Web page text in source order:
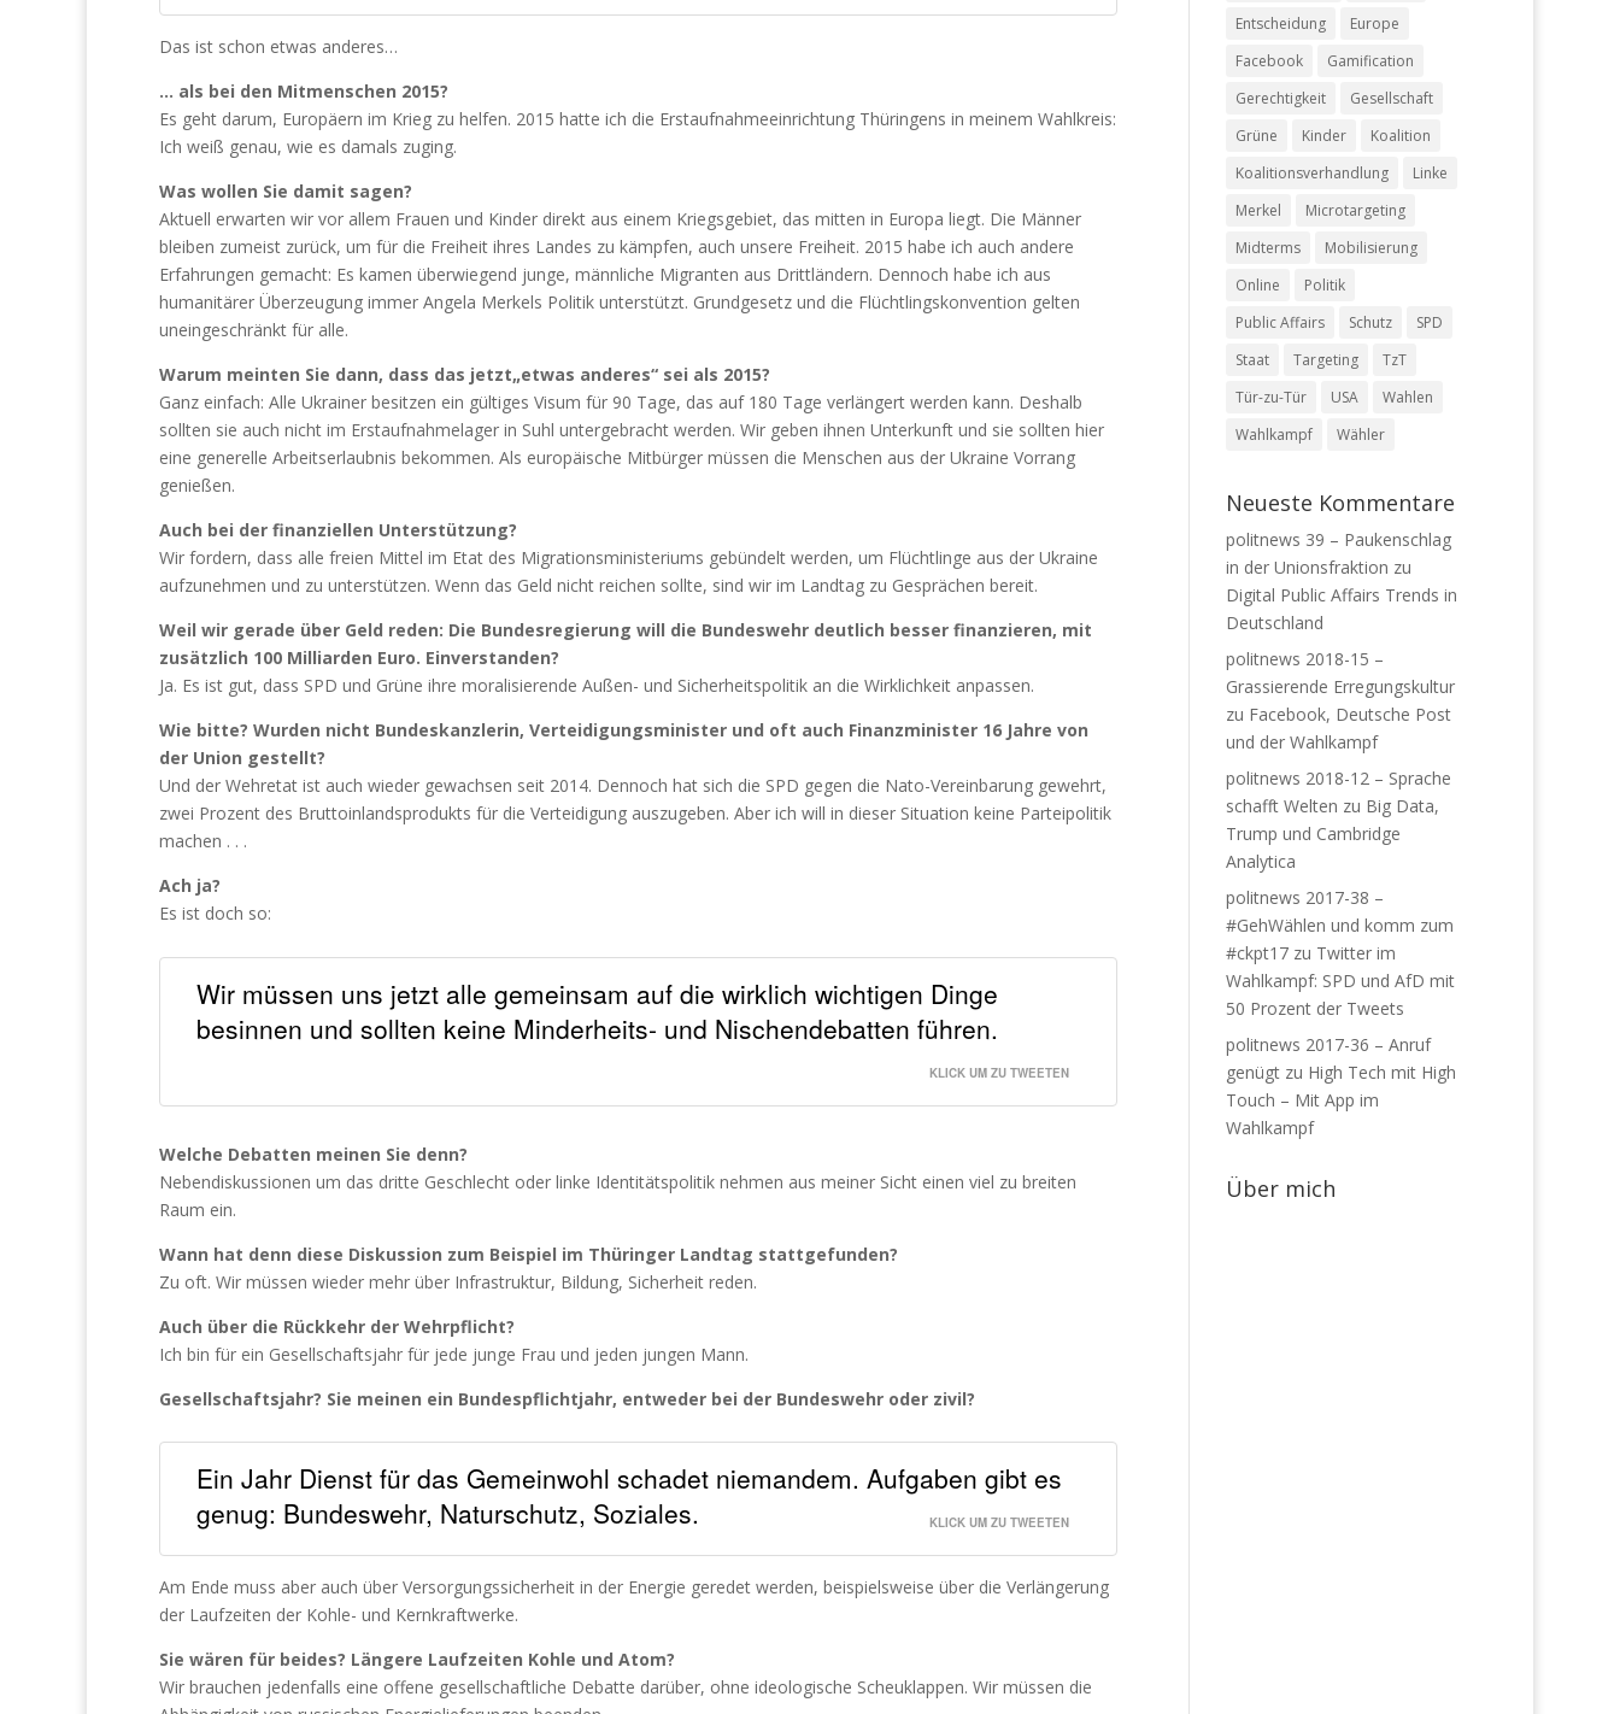
Das ist schon etwas anderes…
… als bei den Mitmenschen 2015?
Es geht darum, Europäern im Krieg zu helfen. 2015 hatte ich die Erstaufnahmeeinrichtung Thüringens in meinem Wahlkreis:
Ich weiß genau, wie es damals zuging.
Was wollen Sie damit sagen?
Aktuell erwarten wir vor allem Frauen und Kinder direkt aus einem Kriegsgebiet, das mitten in Europa liegt. Die Männer
bleiben zumeist zurück, um für die Freiheit ihres Landes zu kämpfen, auch unsere Freiheit. 2015 habe ich auch andere
Erfahrungen gemacht: Es kamen überwiegend junge, männliche Migranten aus Drittländern. Dennoch habe ich aus
humanitärer Überzeugung immer Angela Merkels Politik unterstützt. Grundgesetz und die Flüchtlingskonvention gelten
uneingeschränkt für alle.
Warum meinten Sie dann, dass das jetzt„etwas anderes“ sei als 2015?
Ganz einfach: Alle Ukrainer besitzen ein gültiges Visum für 90 Tage, das auf 180 Tage verlängert werden kann. Deshalb
sollten sie auch nicht im Erstaufnahmelager in Suhl untergebracht werden. Wir geben ihnen Unterkunft und sie sollten hier
eine generelle Arbeitserlaubnis bekommen. Als europäische Mitbürger müssen die Menschen aus der Ukraine Vorrang
genießen.
Auch bei der finanziellen Unterstützung?
Wir fordern, dass alle freien Mittel im Etat des Migrationsministeriums gebündelt werden, um Flüchtlinge aus der Ukraine
aufzunehmen und zu unterstützen. Wenn das Geld nicht reichen sollte, sind wir im Landtag zu Gesprächen bereit.
Weil wir gerade über Geld reden: Die Bundesregierung will die Bundeswehr deutlich besser finanzieren, mit
zusätzlich 100 Milliarden Euro. Einverstanden?
Ja. Es ist gut, dass SPD und Grüne ihre moralisierende Außen- und Sicherheitspolitik an die Wirklichkeit anpassen.
Wie bitte? Wurden nicht Bundeskanzlerin, Verteidigungsminister und oft auch Finanzminister 16 Jahre von
der Union gestellt?
Und der Wehretat ist auch wieder gewachsen seit 2014. Dennoch hat sich die SPD gegen die Nato-Vereinbarung gewehrt,
zwei Prozent des Bruttoinlandsprodukts für die Verteidigung auszugeben. Aber ich will in dieser Situation keine Parteipolitik
machen . . .
Ach ja?
Es ist doch so:
Wir müssen uns jetzt alle gemeinsam auf die wirklich wichtigen Dinge
besinnen und sollten keine Minderheits- und Nischendebatten führen.
KLICK UM ZU TWEETEN
Welche Debatten meinen Sie denn?
Nebendiskussionen um das dritte Geschlecht oder linke Identitätspolitik nehmen aus meiner Sicht einen viel zu breiten
Raum ein.
Wann hat denn diese Diskussion zum Beispiel im Thüringer Landtag stattgefunden?
Zu oft. Wir müssen wieder mehr über Infrastruktur, Bildung, Sicherheit reden.
Auch über die Rückkehr der Wehrpflicht?
Ich bin für ein Gesellschaftsjahr für jede junge Frau und jeden jungen Mann.
Gesellschaftsjahr? Sie meinen ein Bundespflichtjahr, entweder bei der Bundeswehr oder zivil?
Ein Jahr Dienst für das Gemeinwohl schadet niemandem. Aufgaben gibt es
genug: Bundeswehr, Naturschutz, Soziales.
KLICK UM ZU TWEETEN
Am Ende muss aber auch über Versorgungssicherheit in der Energie geredet werden, beispielsweise über die Verlängerung
der Laufzeiten der Kohle- und Kernkraftwerke.
Sie wären für beides? Längere Laufzeiten Kohle und Atom?
Wir brauchen jedenfalls eine offene gesellschaftliche Debatte darüber, ohne ideologische Scheuklappen. Wir müssen die
Entscheidung
Europe
Facebook
Gamification
Gerechtigkeit
Gesellschaft
Grüne
Kinder
Koalition
Koalitionsverhandlung
Linke
Merkel
Microtargeting
Midterms
Mobilisierung
Online
Politik
Public Affairs
Schutz
SPD
Staat
Targeting
TzT
Tür-zu-Tür
USA
Wahlen
Wahlkampf
Wähler
Neueste Kommentare
politnews 39 – Paukenschlag
in der Unionsfraktion zu
Digital Public Affairs Trends in
Deutschland
politnews 2018-15 –
Grassierende Erregungskultur
zu Facebook, Deutsche Post
und der Wahlkampf
politnews 2018-12 – Sprache
schafft Welten zu Big Data,
Trump und Cambridge
Analytica
politnews 2017-38 –
#GehWählen und komm zum
#ckpt17zu Twitter im
Wahlkampf: SPD und AfD mit
50 Prozent der Tweets
politnews 2017-36 – Anruf
genügtzu High Tech mit High
Touch – Mit App im
Wahlkampf
Über mich